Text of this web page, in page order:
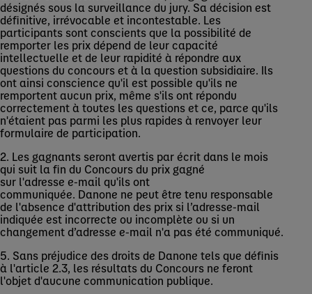
désignés sous la surveillance du jury. Sa décision est
définitive, irrévocable et incontestable. Les
participants sont conscients que la possibilité de
remporter les prix dépend de leur capacité
intellectuelle et de leur rapidité à répondre aux
questions du concours et à la question subsidiaire. Ils
ont ainsi conscience qu'il est possible qu'ils ne
remportent aucun prix, même s'ils ont répondu
correctement à toutes les questions et ce, parce qu'ils
n'étaient pas parmi les plus rapides à renvoyer leur
formulaire de participation.
2. Les gagnants seront avertis par écrit dans le mois
qui suit la fin du Concours du prix gagné
sur l'adresse e-mail qu'ils ont
communiquée. Danone ne peut être tenu responsable
de l'absence d'attribution des prix si l’adresse-mail
indiquée est incorrecte ou incomplète ou si un
changement d’adresse e-mail n'a pas été communiqué.
5. Sans préjudice des droits de Danone tels que définis
à l'article 2.3, les résultats du Concours ne feront
l'objet d'aucune communication publique.